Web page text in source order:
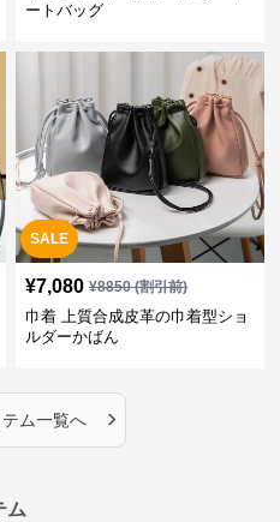
ートバッグ
SALE
¥7,080 ¥8850(割引前)
巾着 上質合成皮革の巾着型ショ
ルダーかばん
テム一覧へ ›
ム